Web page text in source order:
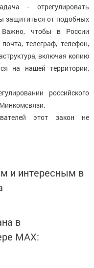
- отрегулировать
защититься от подобных
Важно, чтобы в России
телеграф, телефон,
включая копию
на нашей территории,
российского
этот закон не
и интересным в
в
MАХ: